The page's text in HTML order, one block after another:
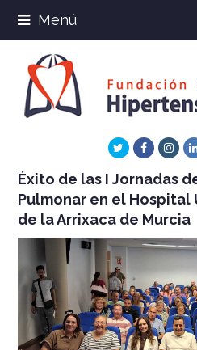
Menú
TwitterFacebook
Éxito de las I Jornadas
Pulmonar en el Hospital
de la Arrixaca de Murcia